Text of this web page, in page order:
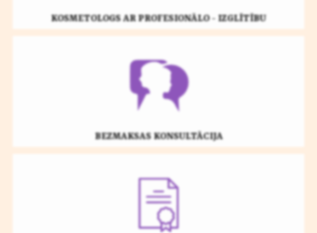
KOSMETOLOGS AR PROFESIONĀLO - IZGLĪTĪBU
BEZMAKSAS KONSULTĀCIJA